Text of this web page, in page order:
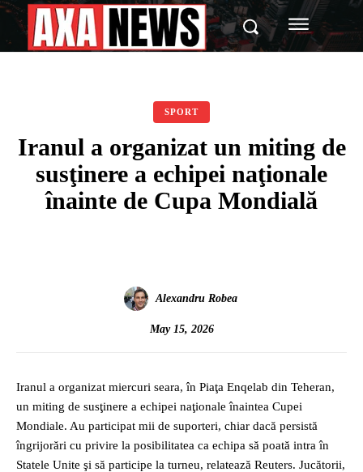
SPORT
Iranul a organizat un miting de
susţinere a echipei naţionale
înainte de Cupa Mondială
Alexandru Robea
May 15, 2026
Iranul a organizat miercuri seara, în Piaţa Enqelab din Teheran,
un miting de susţinere a echipei naţionale înaintea Cupei
Mondiale. Au participat mii de suporteri, chiar dacă persistă
îngrijorări cu privire la posibilitatea ca echipa să poată intra în
Statele Unite şi să participe la turneu, relatează Reuters. Jucătorii,